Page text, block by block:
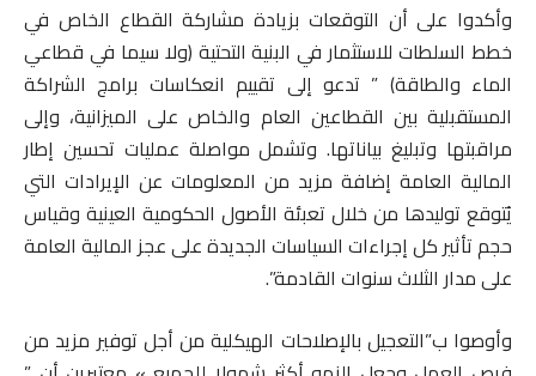
وأكدوا على أن التوقعات بزيادة مشاركة القطاع الخاص في
خطط السلطات للاستثمار في البنية التحتية (ولا سيما في قطاعي
الماء والطاقة) ” تدعو إلى تقييم انعكاسات برامج الشراكة
المستقبلية بين القطاعين العام والخاص على الميزانية، وإلى
مراقبتها وتبليغ بياناتها. وتشمل مواصلة عمليات تحسين إطار
المالية العامة إضافة مزيد من المعلومات عن الإيرادات التي
يُتوقع توليدها من خلال تعبئة الأصول الحكومية العينية وقياس
حجم تأثير كل إجراءات السياسات الجديدة على عجز المالية العامة
على مدار الثلاث سنوات القادمة”.
وأوصوا ب”التعجيل بالإصلاحات الهيكلية من أجل توفير مزيد من